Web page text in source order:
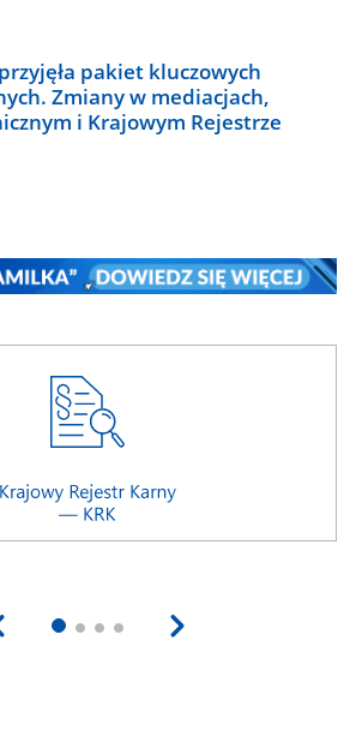
pakiet kluczowych
Zmiany w mediacjach,
i Krajowym Rejestrze